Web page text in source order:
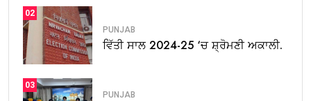
02
PUNJAB
ਵਿੱਤੀ ਸਾਲ 2024-25 ‘ਚ ਸ਼੍ਰੋਮਣੀ ਅਕਾਲੀ.
03
PUNJAB